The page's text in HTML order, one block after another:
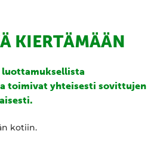
KIERTÄMÄÄN
luottamuksellista
toimivat yhteisesti sovittujen
kotiin.